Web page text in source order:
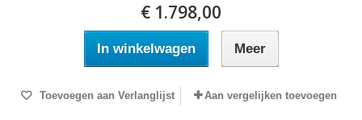
€ 1.798,00
In winkelwagen Meer
Toevoegen aan Verlanglijst Aan vergelijken toevoegen